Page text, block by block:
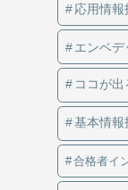
応用情
エンベデ
ココが出
基本情報
合格者イ